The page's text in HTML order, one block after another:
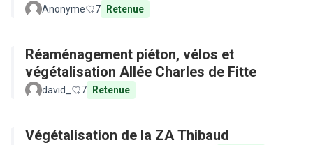
Anonyme 7 Retenue
Réaménagement piéton, vélos et
végétalisation Allée Charles de Fitte
david_ 7 Retenue
Végétalisation de la ZA Thibaud